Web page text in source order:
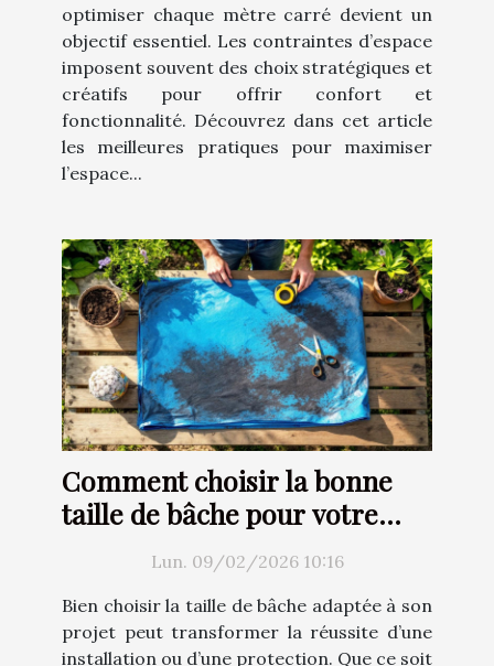
optimiser chaque mètre carré devient un
objectif essentiel. Les contraintes d’espace
imposent souvent des choix stratégiques et
créatifs pour offrir confort et
fonctionnalité. Découvrez dans cet article
les meilleures pratiques pour maximiser
l’espace...
Comment choisir la bonne
taille de bâche pour votre
projet ?Lun. 09/02/2026 10:16
Bien choisir la taille de bâche adaptée à son
projet peut transformer la réussite d’une
installation ou d’une protection. Que ce soit